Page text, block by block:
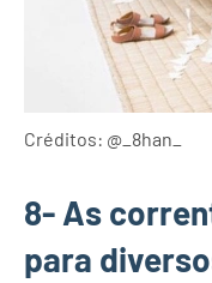
Créditos: @_8han_
8- As
para